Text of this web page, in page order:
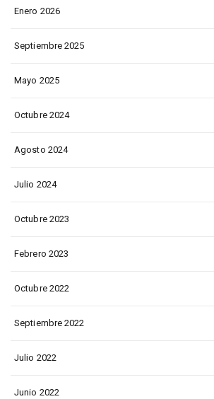
Enero 2026
Septiembre 2025
Mayo 2025
Octubre 2024
Agosto 2024
Julio 2024
Octubre 2023
Febrero 2023
Octubre 2022
Septiembre 2022
Julio 2022
Junio 2022